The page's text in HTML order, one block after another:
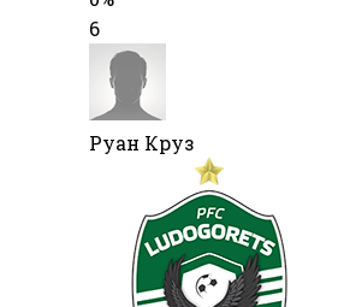
6
Руан Круз